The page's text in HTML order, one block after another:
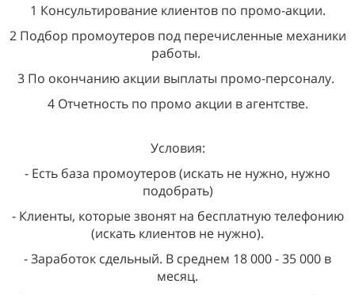
1 Консультирование клиентов по промо-акции.
2 Подбор промоутеров под перечисленные механики
работы.
3 По окончанию акции выплаты промо-персоналу.
4 Отчетность по промо акции в агентстве.
Условия:
- Есть база промоутеров (искать не нужно, нужно
подобрать)
- Клиенты, которые звонят на бесплатную телефонию
(искать клиентов не нужно).
- Заработок сдельный. В среднем 18 000 - 35 000 в
месяц.